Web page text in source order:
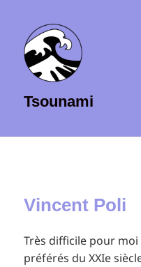
Tsounami
Vincent Poli
Très difficile pour
préférés du XXIe